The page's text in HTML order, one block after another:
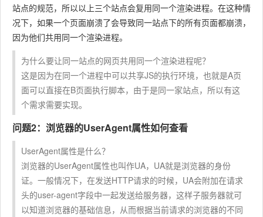
站点的规范，所以以上三个站点会复用同一个渲染进程。在这种情
况下，如果一个页面崩溃了会导致同一站点下的所有页面都崩溃，
因为他们共用同一个渲染进程。
为什么要让同一站点的网页共用同一个渲染进程呢？
这是因为在同一个进程中可以共享JS的执行环境，也就是A页
面可以直接在B页面执行脚本，由于是同一家站点，所以有这
个需求需要实现。
问题2：浏览器的UserAgent属性如何查看
UserAgent属性是什么？
浏览器的UserAgent属性也叫作UA，UA就是浏览器的身份
证。一般情况下，在发送HTTP请求的时候，UA会附加在请求
头的user-agent字段中一起发送给服务器，这样子服务器就可
以知道浏览器的基础信息，从而根据当前请求的浏览器的不同